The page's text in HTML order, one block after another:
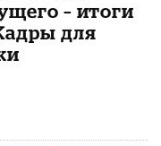
– итоги
для